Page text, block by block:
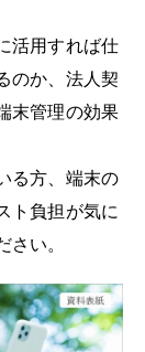
活用すれば仕
のか、法人契
末管理の効果
る方、端末の
ト負担が気に
さい。